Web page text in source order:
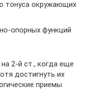
тонуса окружающих
опорных функций
2-й ст., когда еще
достигнуть их
приемы